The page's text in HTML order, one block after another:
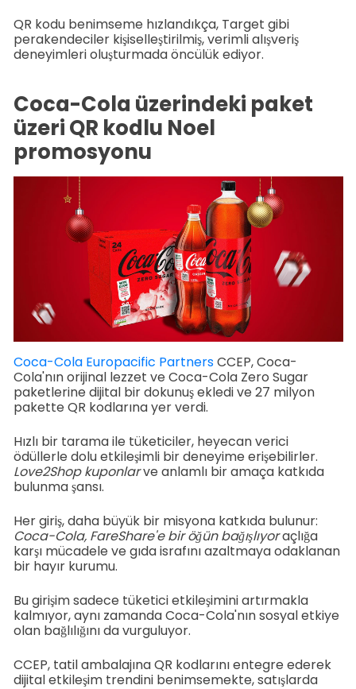
QR kodu benimseme hızlandıkça, Target gibi
perakendeciler kişiselleştirilmiş, verimli alışveriş
deneyimleri oluşturmada öncülük ediyor.
Coca-Cola üzerindeki paket
üzeri QR kodlu Noel
promosyonu
Coca-Cola Europacific PartnersCCEP, Coca-
Cola'nın orijinal lezzet ve Coca-Cola Zero Sugar
paketlerine dijital bir dokunuş ekledi ve 27 milyon
pakette QR kodlarına yer verdi.
Hızlı bir tarama ile tüketiciler, heyecan verici
ödüllerle dolu etkileşimli bir deneyime erişebilirler.
Love2Shopkuponlarve anlamlı bir amaça katkıda
bulunma şansı.
Her giriş, daha büyük bir misyona katkıda bulunur:
Coca-Cola, FareShare'e bir öğün bağışlıyoraçlığa
karşı mücadele ve gıda israfını azaltmaya odaklanan
bir hayır kurumu.
Bu girişim sadece tüketici etkileşimini artırmakla
kalmıyor, aynı zamanda Coca-Cola'nın sosyal etkiye
olan bağlılığını da vurguluyor.
CCEP, tatil ambalajına QR kodlarını entegre ederek
dijital etkileşim trendini benimsemekte, satışlarda